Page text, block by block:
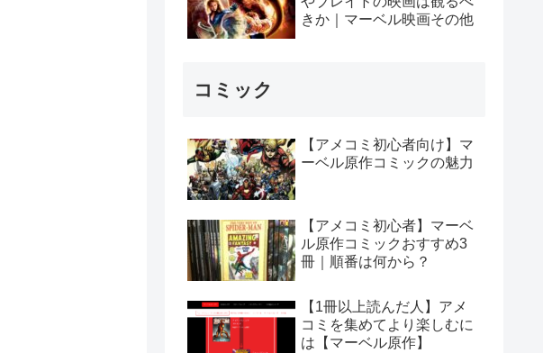
きか｜マーベル映画その他
コミック
【アメコミ初心者向け】マ
ーベル原作コミックの魅力
【アメコミ初心者】マーベ
ル原作コミックおすすめ3
冊｜順番は何から？
【1冊以上読んだ人】アメ
コミを集めてより楽しむに
は【マーベル原作】